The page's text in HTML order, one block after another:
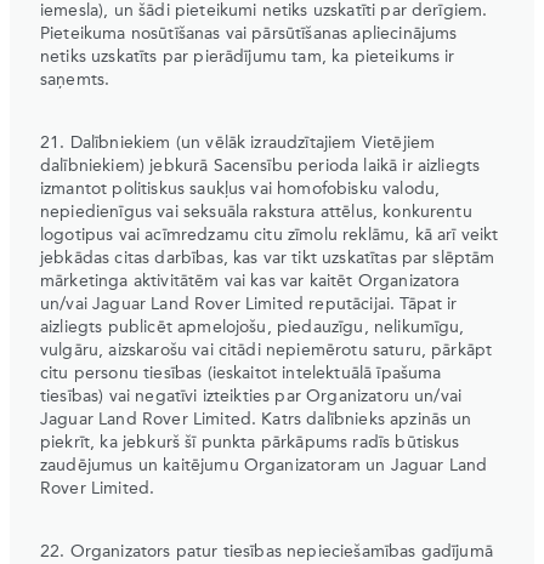
iemesla), un šādi pieteikumi netiks uzskatīti par derīgiem.
Pieteikuma nosūtīšanas vai pārsūtīšanas apliecinājums
netiks uzskatīts par pierādījumu tam, ka pieteikums ir
saņemts.
21. Dalībniekiem (un vēlāk izraudzītajiem Vietējiem
dalībniekiem) jebkurā Sacensību perioda laikā ir aizliegts
izmantot politiskus saukļus vai homofobisku valodu,
nepiedienīgus vai seksuāla rakstura attēlus, konkurentu
logotipus vai acīmredzamu citu zīmolu reklāmu, kā arī veikt
jebkādas citas darbības, kas var tikt uzskatītas par slēptām
mārketinga aktivitātēm vai kas var kaitēt Organizatora
un/vai Jaguar Land Rover Limited reputācijai. Tāpat ir
aizliegts publicēt apmelojošu, piedauzīgu, nelikumīgu,
vulgāru, aizskarošu vai citādi nepiemērotu saturu, pārkāpt
citu personu tiesības (ieskaitot intelektuālā īpašuma
tiesības) vai negatīvi izteikties par Organizatoru un/vai
Jaguar Land Rover Limited. Katrs dalībnieks apzinās un
piekrīt, ka jebkurš šī punkta pārkāpums radīs būtiskus
zaudējumus un kaitējumu Organizatoram un Jaguar Land
Rover Limited.
22. Organizators patur tiesības nepieciešamības gadījumā